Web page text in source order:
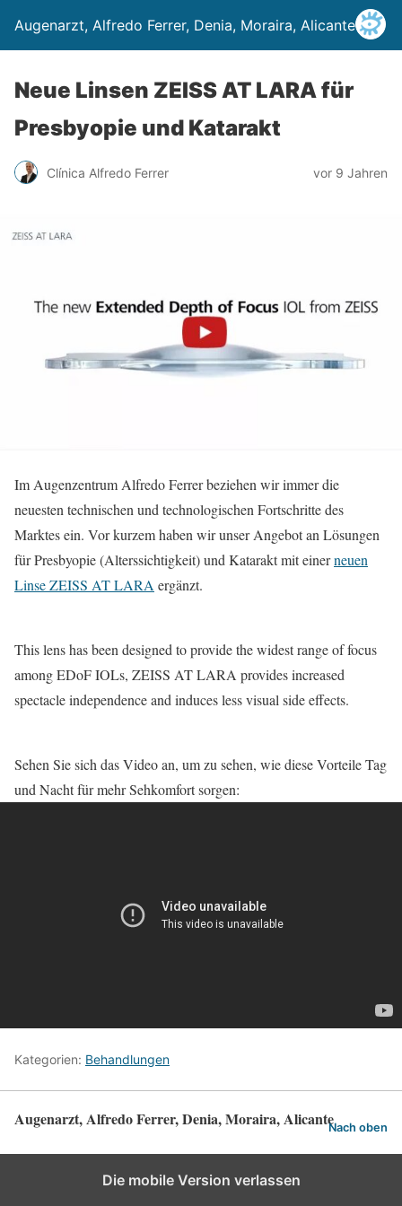
Augenarzt, Alfredo Ferrer, Denia, Moraira, Alicante
Neue Linsen ZEISS AT LARA für
Presbyopie und Katarakt
Clínica Alfredo Ferrer vor 9 Jahren
Im Augenzentrum Alfredo Ferrer beziehen wir immer die
neuesten technischen und technologischen Fortschritte des
Marktes ein. Vor kurzem haben wir unser Angebot an Lösungen
für Presbyopie (Alterssichtigkeit) und Katarakt mit einerneuen
Linse ZEISS AT LARA ergänzt.
This lens has been designed to provide the widest range of focus
among EDoF IOLs, ZEISS AT LARA provides increased
spectacle independence and induces less visual side effects.
Sehen Sie sich das Video an, um zu sehen, wie diese Vorteile Tag
und Nacht für mehr Sehkomfort sorgen:
Kategorien: Behandlungen
Augenarzt, Alfredo Ferrer, Denia, Moraira, AlicanteNach oben
Die mobile Version verlassen